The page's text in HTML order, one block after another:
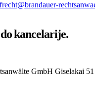
kancelarije.
GmbH Giselakai 51